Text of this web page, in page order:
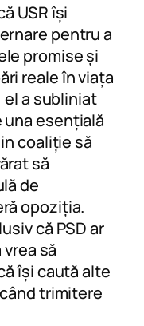
USR își
pentru a
promise și
reale în viața
el a subliniat
esențială
coaliție să
să
de
opoziția.
că PSD ar
să
își caută alte
trimitere